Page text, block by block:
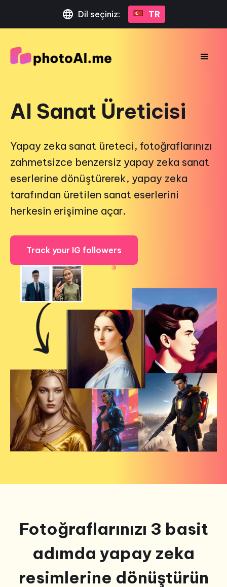
Dil seçiniz: TR
AI Sanat Üreticisi
Yapay zeka sanat üreteci, fotoğraflarınızı
zahmetsizce benzersiz yapay zeka sanat
eserlerine dönüştürerek, yapay zeka
tarafından üretilen sanat eserlerini
herkesin erişimine açar.
Track your IG followers
Fotoğraflarınızı 3 basit
adımda yapay zeka
resimlerine dönüştürün